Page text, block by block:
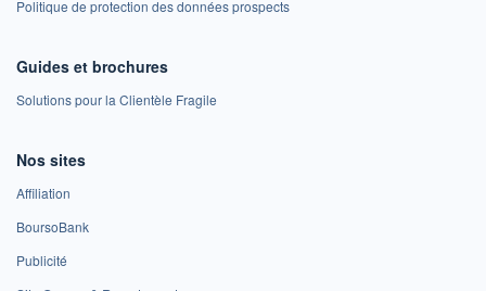
Politique de protection des données prospects
Guides et brochures
Solutions pour la Clientèle Fragile
Nos sites
Affiliation
BoursoBank
Publicité